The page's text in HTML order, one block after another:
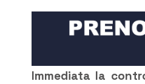
Immediata la